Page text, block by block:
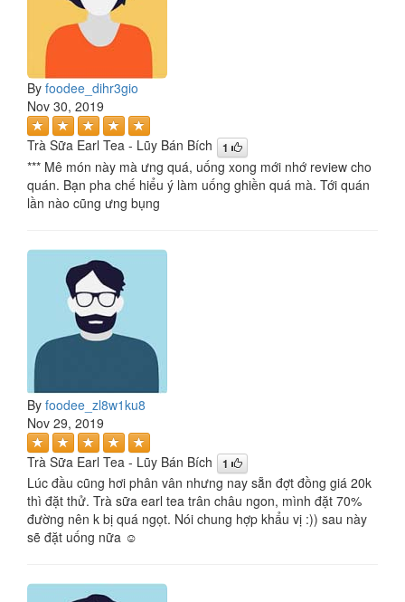
By foodee_dihr3gio
Nov 30, 2019
Trà Sữa Earl Tea - Lũy Bán Bích 1
*** Mê món này mà ưng quá, uống xong mới nhớ review cho
quán. Bạn pha chế hiểu ý làm uống ghiền quá mà. Tới quán
lần nào cũng ưng bụng
By foodee_zl8w1ku8
Nov 29, 2019
Trà Sữa Earl Tea - Lũy Bán Bích 1
Lúc đầu cũng hơi phân vân nhưng nay sẵn đợt đồng giá 20k
thì đặt thử. Trà sữa earl tea trân châu ngon, mình đặt 70%
đường nên k bị quá ngọt. Nói chung hợp khẩu vị :)) sau này
sẽ đặt uống nữa ☺